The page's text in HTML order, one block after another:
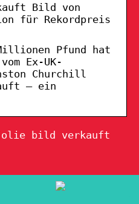
Bild von
für Rekordpreis
Pfund hat
Ex-UK-
Churchill
– ein
jolie bild verkauft